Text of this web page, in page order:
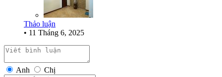
Thảo luận
• 11 Tháng 6, 2025
Anh Chị